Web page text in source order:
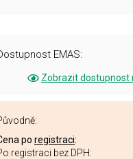
EMAS:
Zobrazit dostupnost
po registraci:
registraci bez DPH: